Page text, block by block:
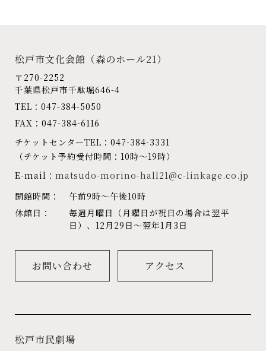
松戸市文化会館 （森のホール21）
〒270-2252
千葉県松戸市千駄堀646-4
TEL：047-384-5050
FAX：047-384-6116
チケットセンターTEL：047-384-3331
（チケット予約受付時間：10時～19時）
E-mail： matsudo-morino-hall21@c-linkage.co.jp
開館時間：
午前9時～午後10時
休館日：
毎週月曜日（月曜日が祝日の場合は翌平
日）、12月29日～翌年1月3日
お問い合わせ アクセス
松戸市民劇場